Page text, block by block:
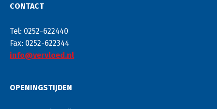
CONTACT
Tel: 0252-622440
Fax: 0252-622344
info@vervloed.nl
OPENINGSTIJDEN